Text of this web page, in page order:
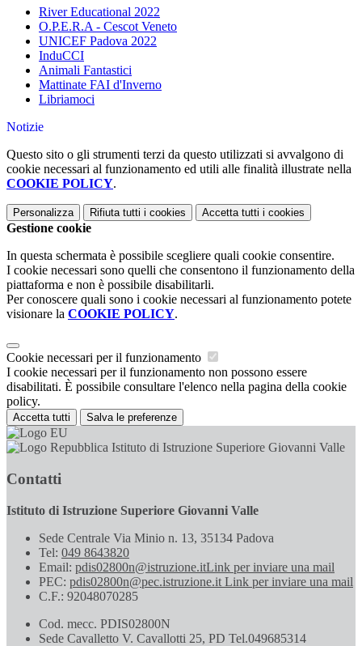
River Educational 2022
O.P.E.R.A - Cescot Veneto
UNICEF Padova 2022
InduCCI
Animali Fantastici
Mattinate FAI d'Inverno
Libriamoci
Notizie
Questo sito o gli strumenti terzi da questo utilizzati si avvalgono di
cookie necessari al funzionamento ed utili alle finalità illustrate nella
COOKIE POLICY.
Personalizza Rifiuta tutti i cookies Accetta tutti i cookies
Gestione cookie
In questa schermata è possibile scegliere quali cookie consentire.
I cookie necessari sono quelli che consentono il funzionamento della
piattaforma e non è possibile disabilitarli.
Per conoscere quali sono i cookie necessari al funzionamento potete
visionare la COOKIE POLICY.
Cookie necessari per il funzionamento
I cookie necessari per il funzionamento non possono essere
disabilitati. È possibile consultare l'elenco nella pagina della cookie
policy.
Accetta tutti Salva le preferenze
Istituto di Istruzione Superiore Giovanni Valle
Contatti
Istituto di Istruzione Superiore Giovanni Valle
Sede Centrale Via Minio n. 13, 35134 Padova
Tel: 049 8643820
Email: pdis02800n@istruzione.itLink per inviare una mail
PEC: pdis02800n@pec.istruzione.it Link per inviare una mail
C.F.: 92048070285
Cod. mecc. PDIS02800N
Sede Cavalletto V. Cavallotti 25, PD Tel.049685314